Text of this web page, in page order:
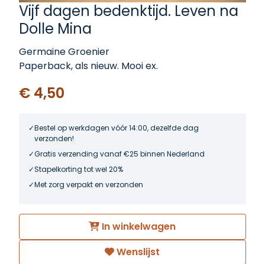
Vijf dagen bedenktijd. Leven na
Dolle Mina
Germaine Groenier
Paperback, als nieuw. Mooi ex.
€ 4,50
Bestel op werkdagen vóór 14:00, dezelfde dag
verzonden!
Gratis verzending vanaf €25 binnen Nederland
Stapelkorting tot wel 20%
Met zorg verpakt en verzonden
In winkelwagen
Wenslijst